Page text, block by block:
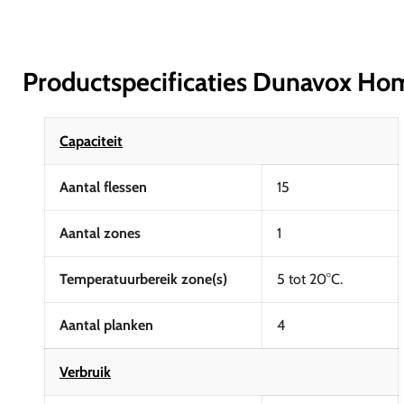
Productspecificaties Dunavox
Capaciteit
Aantal flessen 15
Aantal zones 1
Temperatuurbereik zone(s) 5 tot 20°C.
Aantal planken 4
Verbruik